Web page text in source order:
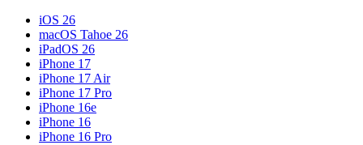
iOS 26
macOS Tahoe 26
iPadOS 26
iPhone 17
iPhone 17 Air
iPhone 17 Pro
iPhone 16e
iPhone 16
iPhone 16 Pro